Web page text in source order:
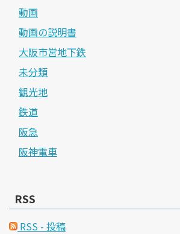
動画
動画の説明書
大阪市営地下鉄
未分類
観光地
鉄道
阪急
阪神電車
RSS
RSS - 投稿